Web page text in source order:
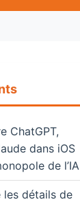
ChatGPT,
dans iOS
de l’IA
les détails de